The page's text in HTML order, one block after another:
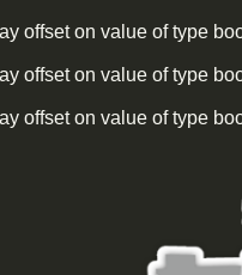
offset on value of type
offset on value of type
offset on value of type